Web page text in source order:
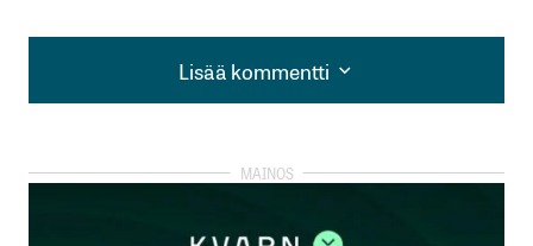
Lisää kommentti
Lisää kommentti
kirjautua
rekisteröityä